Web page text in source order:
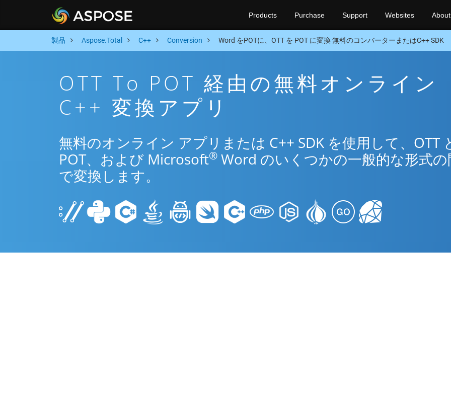
Products Purchase Support Websites About
製品 Aspose.Total C++ Conversion Word をPOTに、OTT を POT に変換 無料のコンバーターまたはC++ SDK
OTT To POT 経由の無料オンライン
C++ 変換アプリ
無料のオンライン アプリまたは C++ SDK を使用して、OTT
POT、および Microsoft® Word のいくつかの一般的な形式の
で変換します。